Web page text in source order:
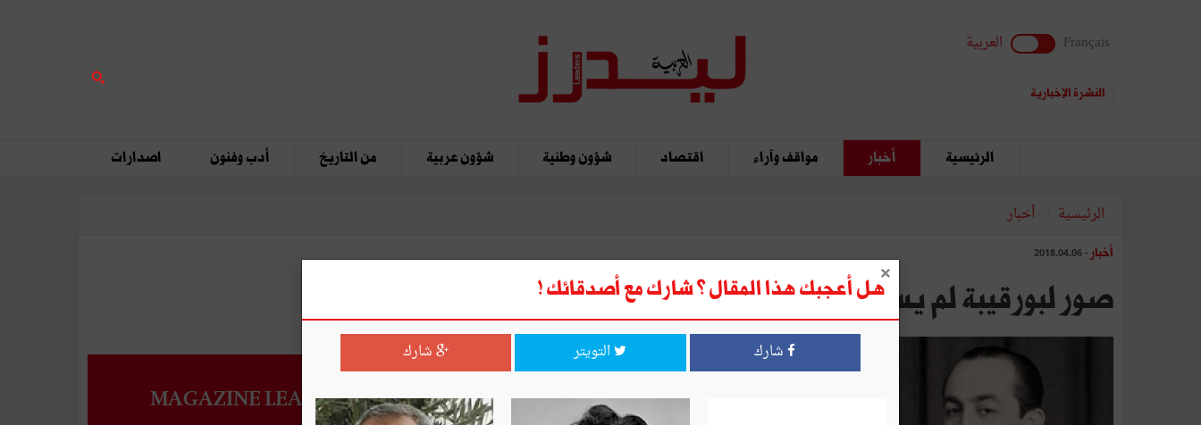
Français العربية
النشرة الإخبارية
الرئيسية أخبار مواقف وآراء اقتصاد شؤون وطنية شؤون عربية من التاريخ أدب وفنون اصدارات
الرئيسية أخبار
أخبار - 2018.04.06
صور لبورقيبة لم يسبق نشرها (ألبوم)
MAGAZINE LEADERS
هل أعجبك هذا المقال ؟ شارك مع أصدقائك !
شارك التويتر شارك